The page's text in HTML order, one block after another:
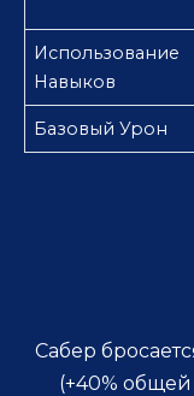
Использование
Навыков
Базовый Урон
Сабер
(+40%